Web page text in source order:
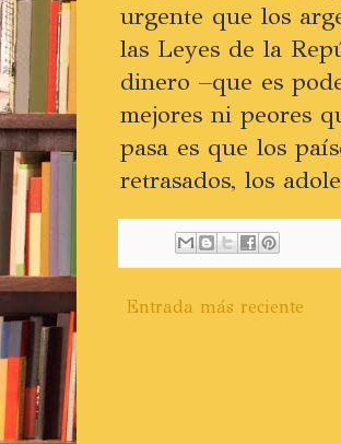
urgente que los
las Leyes de la
dinero –que es
mejores ni peores
pasa es que los
retrasados, los
Entrada más reciente